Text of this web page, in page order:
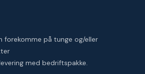
forekomme på tunge og/eller
med bedriftspakke.